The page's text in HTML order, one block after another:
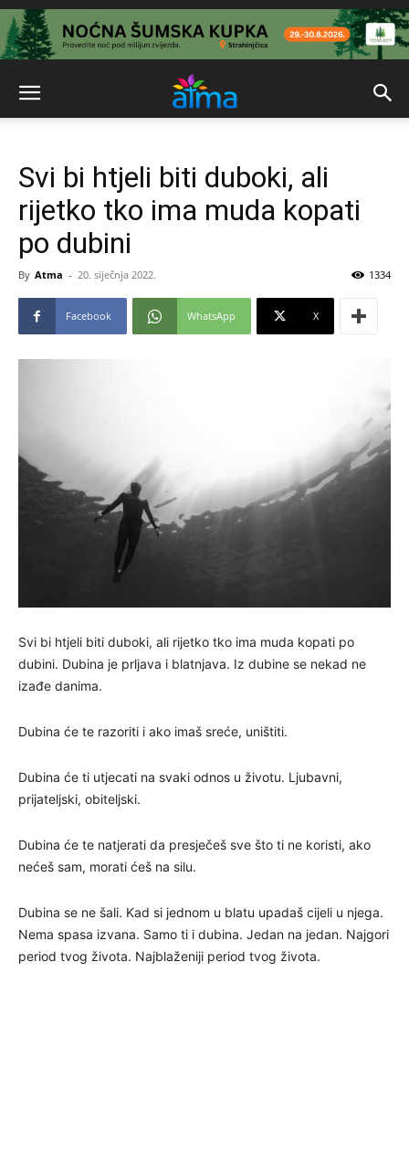
Svi bi htjeli biti duboki, ali
rijetko tko ima muda kopati
po dubini
By Atma - 20. siječnja 2022. 1334
Facebook WhatsApp X
Svi bi htjeli biti duboki, ali rijetko tko ima muda kopati po
dubini. Dubina je prljava i blatnjava. Iz dubine se nekad ne
izađe danima.
Dubina će te razoriti i ako imaš sreće, uništiti.
Dubina će ti utjecati na svaki odnos u životu. Ljubavni,
prijateljski, obiteljski.
Dubina će te natjerati da presječeš sve što ti ne koristi, ako
nećeš sam, morati ćeš na silu.
Dubina se ne šali. Kad si jednom u blatu upadaš cijeli u njega.
Nema spasa izvana. Samo ti i dubina. Jedan na jedan. Najgori
period tvog života. Najblaženiji period tvog života.